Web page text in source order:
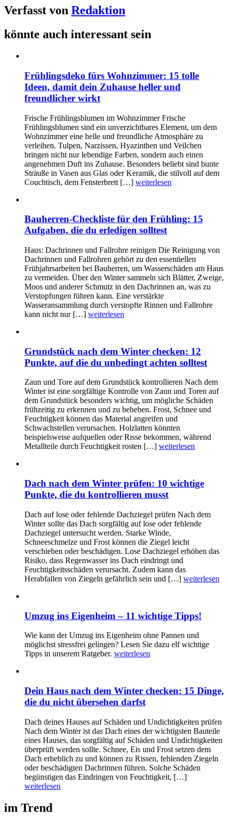
Verfasst von Redaktion
könnte auch interessant sein
Frühlingsdeko fürs Wohnzimmer: 15 tolle
Ideen, damit dein Zuhause heller und
freundlicher wirkt
Frische Frühlingsblumen im Wohnzimmer Frische
Frühlingsblumen sind ein unverzichtbares Element, um dem
Wohnzimmer eine helle und freundliche Atmosphäre zu
verleihen. Tulpen, Narzissen, Hyazinthen und Veilchen
bringen nicht nur lebendige Farben, sondern auch einen
angenehmen Duft ins Zuhause. Besonders beliebt sind bunte
Sträuße in Vasen aus Glas oder Keramik, die stilvoll auf dem
Couchtisch, dem Fensterbrett […] weiterlesen
Bauherren-Checkliste für den Frühling: 15
Aufgaben, die du erledigen solltest
Haus: Dachrinnen und Fallrohre reinigen Die Reinigung von
Dachrinnen und Fallrohren gehört zu den essentiellen
Frühjahrsarbeiten bei Bauherren, um Wasserschäden am Haus
zu vermeiden. Über den Winter sammeln sich Blätter, Zweige,
Moos und anderer Schmutz in den Dachrinnen an, was zu
Verstopfungen führen kann. Eine verstärkte
Wasseransammlung durch verstopfte Rinnen und Fallrohre
kann nicht nur […] weiterlesen
Grundstück nach dem Winter checken: 12
Punkte, auf die du unbedingt achten solltest
Zaun und Tore auf dem Grundstück kontrollieren Nach dem
Winter ist eine sorgfältige Kontrolle von Zaun und Toren auf
dem Grundstück besonders wichtig, um mögliche Schäden
frühzeitig zu erkennen und zu beheben. Frost, Schnee und
Feuchtigkeit können das Material angreifen und
Schwachstellen verursachen. Holzlatten könnten
beispielsweise aufquellen oder Risse bekommen, während
Metallteile durch Feuchtigkeit rosten […] weiterlesen
Dach nach dem Winter prüfen: 10 wichtige
Punkte, die du kontrollieren musst
Dach auf lose oder fehlende Dachziegel prüfen Nach dem
Winter sollte das Dach sorgfältig auf lose oder fehlende
Dachziegel untersucht werden. Starke Winde,
Schneeschmelze und Frost können die Ziegel leicht
verschieben oder beschädigen. Lose Dachziegel erhöhen das
Risiko, dass Regenwasser ins Dach eindringt und
Feuchtigkeitsschäden verursacht. Zudem kann das
Herabfallen von Ziegeln gefährlich sein und […] weiterlesen
Umzug ins Eigenheim – 11 wichtige Tipps!
Wie kann der Umzug ins Eigenheim ohne Pannen und
möglichst stressfrei gelingen? Lesen Sie dazu elf wichtige
Tipps in unserem Ratgeber. weiterlesen
Dein Haus nach dem Winter checken: 15 Dinge,
die du nicht übersehen darfst
Dach deines Hauses auf Schäden und Undichtigkeiten prüfen
Nach dem Winter ist das Dach eines der wichtigsten Bauteile
eines Hauses, das sorgfältig auf Schäden und Undichtigkeiten
überprüft werden sollte. Schnee, Eis und Frost setzen dem
Dach erheblich zu und können zu Rissen, fehlenden Ziegeln
oder beschädigten Dachrinnen führen. Solche Schäden
begünstigen das Eindringen von Feuchtigkeit, […]
weiterlesen
im Trend